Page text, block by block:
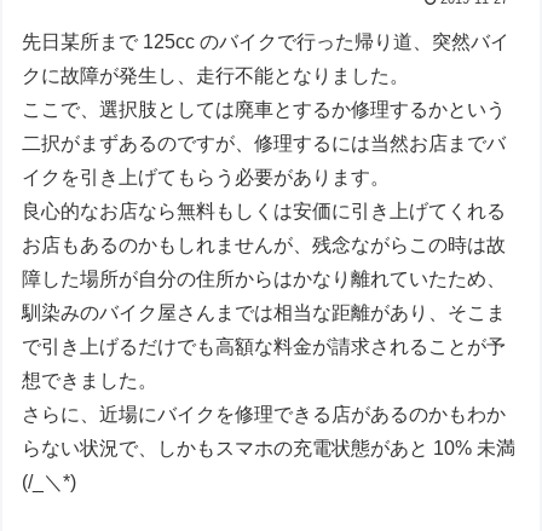
先日某所まで 125cc のバイクで行った帰り道、突然バイ
クに故障が発生し、走行不能となりました。
ここで、選択肢としては廃車とするか修理するかという
二択がまずあるのですが、修理するには当然お店までバ
イクを引き上げてもらう必要があります。
良心的なお店なら無料もしくは安価に引き上げてくれる
お店もあるのかもしれませんが、残念ながらこの時は故
障した場所が自分の住所からはかなり離れていたため、
馴染みのバイク屋さんまでは相当な距離があり、そこま
で引き上げるだけでも高額な料金が請求されることが予
想できました。
さらに、近場にバイクを修理できる店があるのかもわか
らない状況で、しかもスマホの充電状態があと 10% 未満
(/_＼*)